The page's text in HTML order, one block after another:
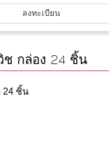
ลงทะเบียน
กล่อง 24 ชิ้น
24 ชิ้น